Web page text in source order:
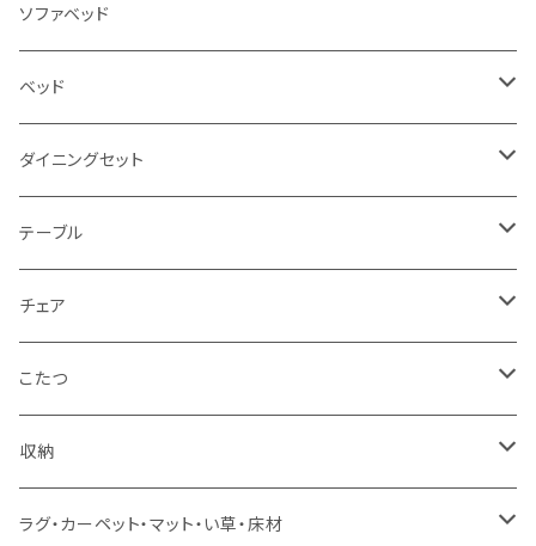
3人掛け
2.5人掛け
2人掛け
1人掛け
カウチソファ
コーナーソファ
ソファセット
スツール・オットマン
ソファベッド
ベッド
シングルサイズ以下（フレームのみ）
セミダブルサイズ（フレームのみ）
ダブルサイズ（フレームのみ）
ワイドダブルサイズ以上（フレームのみ）
シングルサイズ以下（マットレス付）
セミダブルサイズ（マットレス付）
ダイニングセット
ダイニング3点セット以下
ダイニング4点セット
ダイニング5点・6点セット
ダイニング7点セット以上
テーブル
センターテーブル
ダイニングテーブル
カウンターテーブル
リフティングテーブル
チェア
ダイニングチェア
カウンターチェア
キッズチェア
こたつ
こたつテーブル
こたつ布団
収納
本棚・シェルフ
ラグ・カーペット・マット・い草・床材